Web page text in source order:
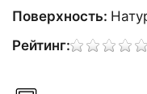
Поверхность:
Рейтинг: